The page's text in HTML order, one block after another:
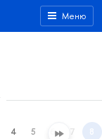
Меню
4 5 6 7 8